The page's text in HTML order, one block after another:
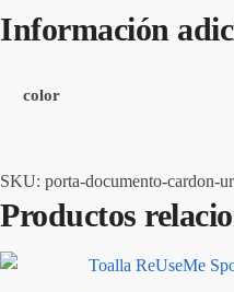
Información
color
SKU: porta-documento-cardon-
Productos